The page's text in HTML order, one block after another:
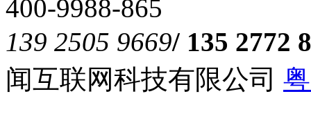
400-9988-865
139 2505 9669/ 135 2772
闻互联网科技有限公司